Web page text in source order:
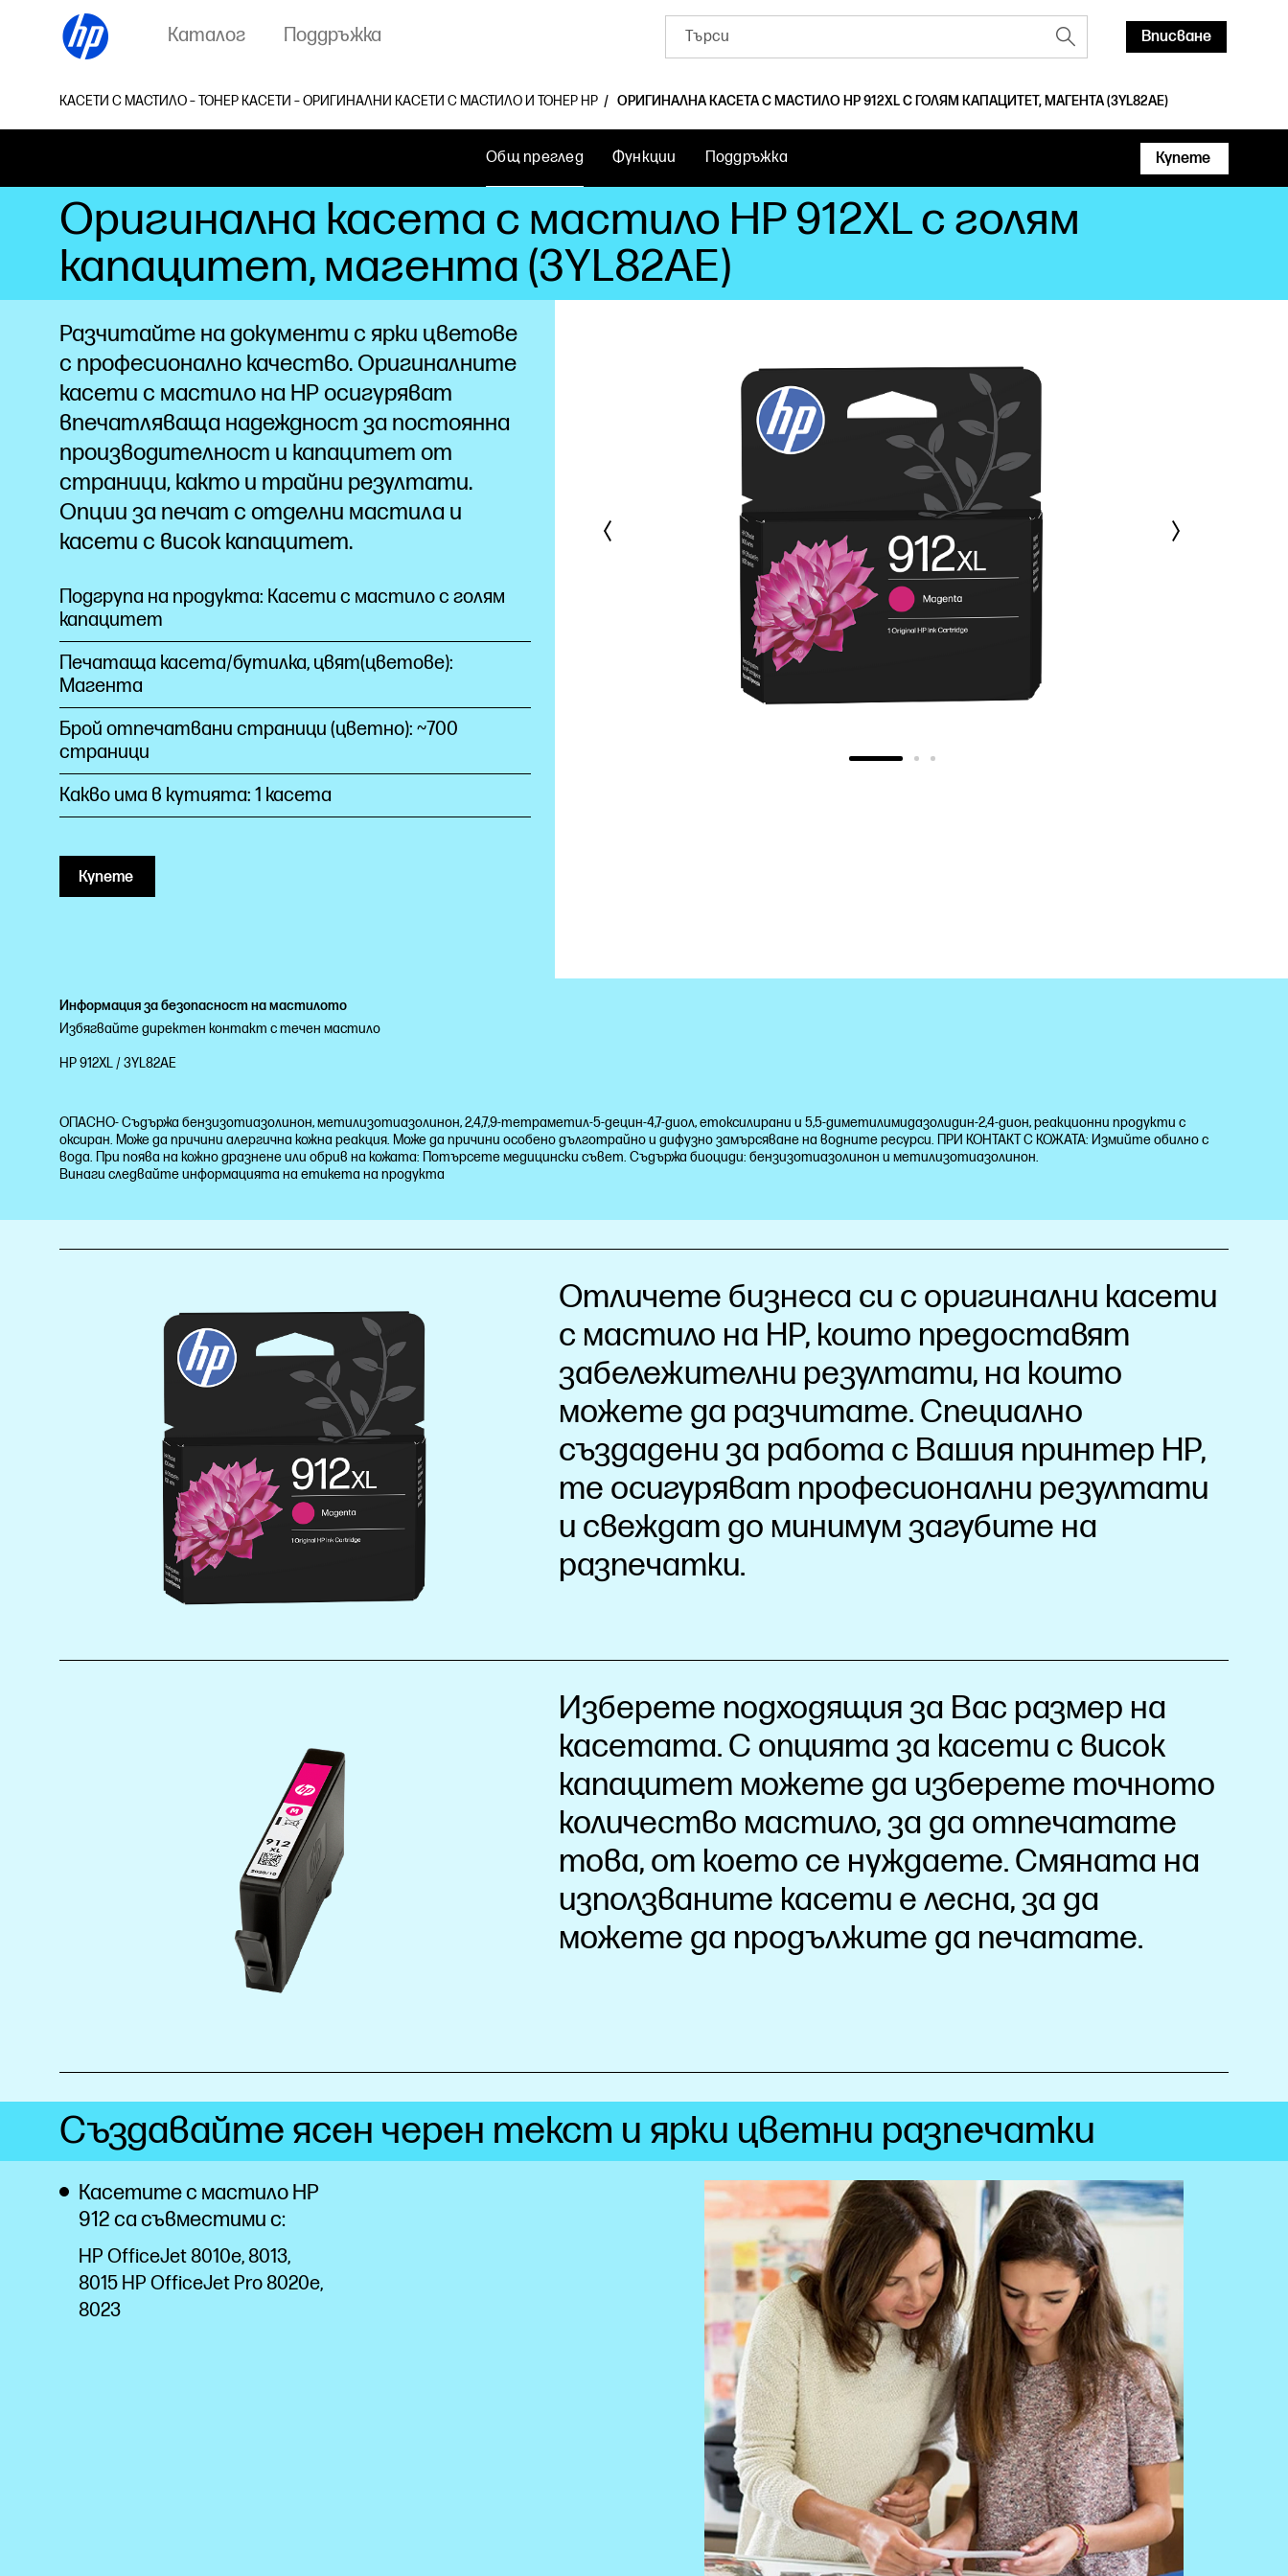
Каталог Поддръжка Вписване
КАСЕТИ С МАСТИЛО – ТОНЕР КАСЕТИ – ОРИГИНАЛНИ КАСЕТИ С МАСТИЛО И ТОНЕР HP ОРИГИНАЛНА КАСЕТА С МАСТИЛО HP 912XL С ГОЛЯМ КАПАЦИТЕТ, МАГЕНТА (3YL82AE)
Общ преглед Функции Поддръжка Купете
Оригинална касета с мастило HP 912XL с голям
капацитет, магента (3YL82AE)
Разчитайте на документи с ярки цветове
с професионално качество. Оригиналните
касети с мастило на HP осигуряват
впечатляваща надеждност за постоянна
производителност и капацитет от
страници, както и трайни резултати.
Опции за печат с отделни мастила и
касети с високкапацитет.
Подгрупа на продукта: Касети с мастило с голям
капацитет
Печатаща касета/бутилка, цвят(цветове):
Магента
Брой отпечатвани страници (цветно): ~700
страници
Какво има в кутията: 1 касета
Купете
Информация за безопасност на мастилото
Избягвайте директен контакт с течен мастило
HP 912XL / 3YL82AE
ОПАСНО- Съдържа бензизотиазолинон, метилизотиазолинон, 2,4,7,9-тетраметил-5-децин-4,7-диол, етоксилирани и 5,5-диметилимидазолидин-2,4-дион, реакционни продукти с
оксиран. Може да причини алергична кожна реакция. Може да причини особено дълготрайно и дифузно замърсяване на водните ресурси. ПРИ КОНТАКТ С КОЖАТА: Измийте обилно с
вода. При поява на кожно дразнене или обрив на кожата: Потърсете медицински съвет. Съдържа биоциди: бензизотиазолинон и метилизотиазолинон.
Винаги следвайте информацията на етикета на продукта
Отличете бизнеса си с оригинални касети
с мастило на HP, които предоставят
забележителни резултати, на които
можете да разчитате. Специално
създадени за работа с Вашия принтер HP,
те осигуряват професионални резултати
и свеждат до минимум загубите на
разпечатки.
Изберете подходящия за Вас размер на
касетата. С опцията за касети с висок
капацитет можете да изберете точното
количество мастило, за да отпечатате
това, от което се нуждаете. Смяната на
използваните касети е лесна, за да
можете да продължите да печатате.
Създавайте ясен черен текст и ярки цветни разпечатки
Касетите с мастило HP
912 са съвместими с:
HP OfficeJet 8010e, 8013,
8015 HP OfficeJet Pro 8020e,
8023